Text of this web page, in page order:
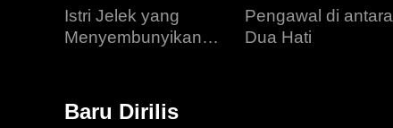
Istri Jelek yang
Menyembunyikan
Pengawal di antara
Dua Hati
Baru Dirilis